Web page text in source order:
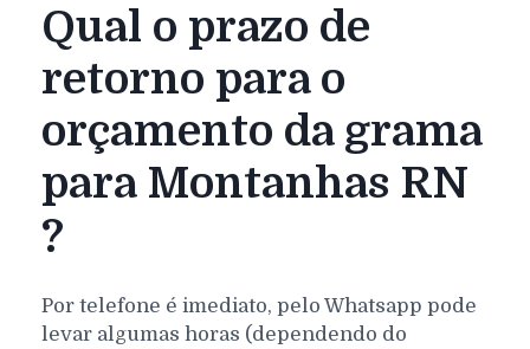
Qual o prazo de
retorno para o
orçamento da grama
para Montanhas RN
?
Por telefone é imediato, pelo Whatsapp pode
levar algumas horas (dependendo do